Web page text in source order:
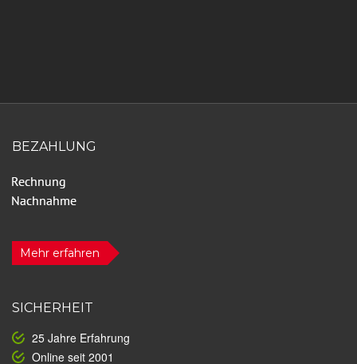
BEZAHLUNG
Mehr erfahren
SICHERHEIT
25 Jahre Erfahrung
Online seit 2001